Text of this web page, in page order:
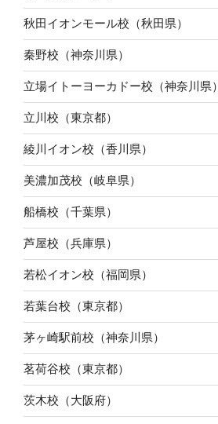
秋田イオンモール校（秋田県）
秦野校（神奈川県）
立場イトーヨーカドー校（神奈川県）
立川校（東京都）
綾川イオン校（香川県）
美濃加茂校（岐阜県）
船橋校（千葉県）
芦屋校（兵庫県）
若松イオン校（福岡県）
若葉台校（東京都）
茅ヶ崎駅前校（神奈川県）
茗荷谷校（東京都）
茨木校（大阪府）